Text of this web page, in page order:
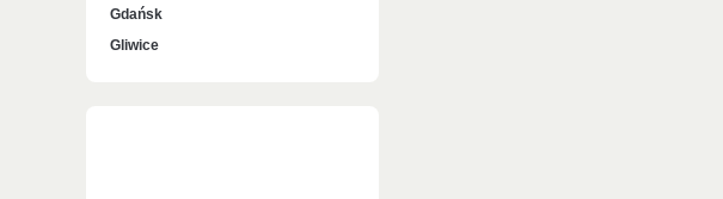
Gdańsk
Gliwice